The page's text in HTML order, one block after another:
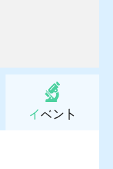
イベント